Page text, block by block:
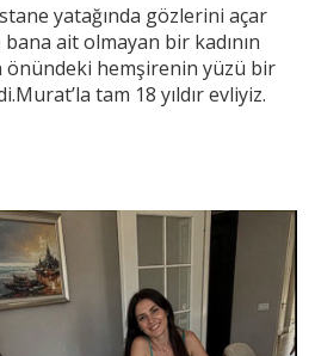
yatağında gözlerini açar
ait olmayan bir kadının
önündeki hemşirenin yüzü bir
tam 18 yıldır evliyiz.